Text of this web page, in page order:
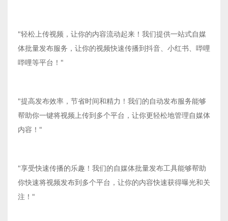
"轻松上传视频，让你的内容流动起来！我们提供一站式自媒
体批量发布服务，让你的视频快速传播到抖音、小红书、哔哩
哔哩等平台！"
"提高发布效率，节省时间和精力！我们的自动发布服务能够
帮助你一键将视频上传到多个平台，让你更轻松地管理自媒体
内容！"
"享受快速传播的乐趣！我们的自媒体批量发布工具能够帮助
你快速将视频发布到多个平台，让你的内容快速获得曝光和关
注！"